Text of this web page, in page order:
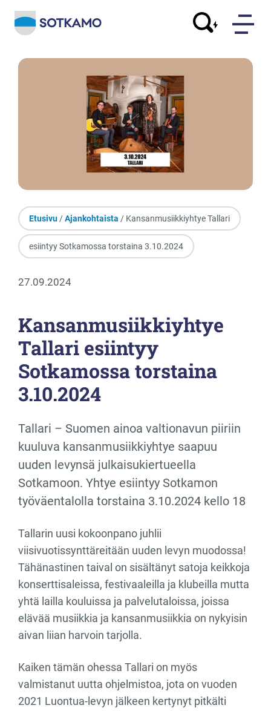
Etusivu/Ajankohtaista / Kansanmusiikkiyhtye Tallari
esiintyy Sotkamossa torstaina 3.10.2024
27.09.2024
Kansanmusiikkiyhtye
Tallari esiintyy
Sotkamossa torstaina
3.10.2024
Tallari – Suomen ainoa valtionavun piiriin
kuuluva kansanmusiikkiyhtye saapuu
uuden levynsä julkaisukiertueella
Sotkamoon. Yhtye esiintyy Sotkamon
työväentalolla torstaina 3.10.2024 kello 18
Tallarin uusi kokoonpano juhlii
viisivuotissynttäreitään uuden levyn muodossa!
Tähänastinen taival on sisältänyt satoja keikkoja
konserttisaleissa, festivaaleilla ja klubeilla mutta
yhtä lailla kouluissa ja palvelutaloissa, joissa
elävää musiikkia ja kansanmusiikkia on nykyisin
aivan liian harvoin tarjolla.
Kaiken tämän ohessa Tallari on myös
valmistanut uutta ohjelmistoa, jota on vuoden
2021 Luontua-levyn jälkeen kertynyt pitkälti